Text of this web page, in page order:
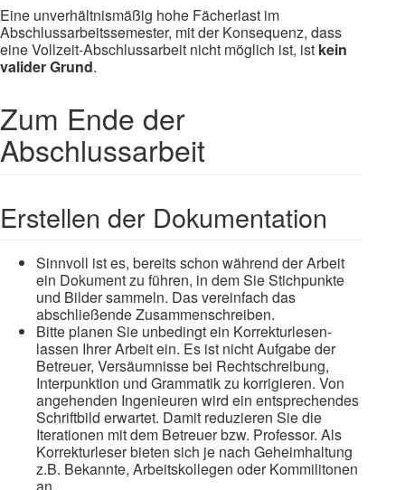
Eine unverhältnismäßig hohe Fächerlast im
Abschlussarbeitssemester, mit der Konsequenz, dass
eine Vollzeit-Abschlussarbeit nicht möglich ist, ist kein
valider Grund.
Zum Ende der
Abschlussarbeit
Erstellen der Dokumentation
Sinnvoll ist es, bereits schon während der Arbeit
ein Dokument zu führen, in dem Sie Stichpunkte
und Bilder sammeln. Das vereinfach das
abschließende Zusammenschreiben.
Bitte planen Sie unbedingt ein Korrekturlesen-
lassen Ihrer Arbeit ein. Es ist nicht Aufgabe der
Betreuer, Versäumnisse bei Rechtschreibung,
Interpunktion und Grammatik zu korrigieren. Von
angehenden Ingenieuren wird ein entsprechendes
Schriftbild erwartet. Damit reduzieren Sie die
Iterationen mit dem Betreuer bzw. Professor. Als
Korrekturleser bieten sich je nach Geheimhaltung
z.B. Bekannte, Arbeitskollegen oder Kommilitonen
an.